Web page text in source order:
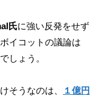
氏に強い反発をせず
イコットの議論は
しょう。
そうなのは、
１億円